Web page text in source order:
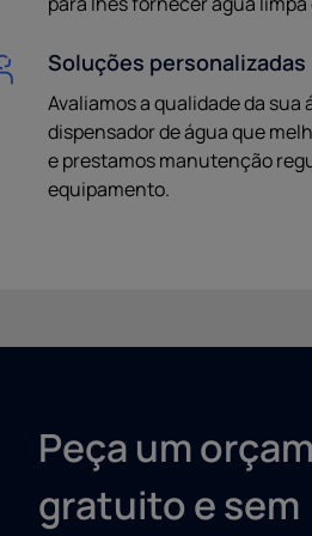
Soluções personalizadas
Avaliamos a qualidade da sua
dispensador de água que
e prestamos manutenção
equipamento.
Peça um
gratuito e sem